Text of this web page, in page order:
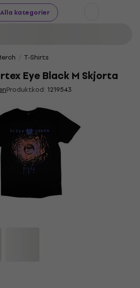
Alla kategorier
T-Shirts
Eye Black M Skjorta
Produktkod: 1219543